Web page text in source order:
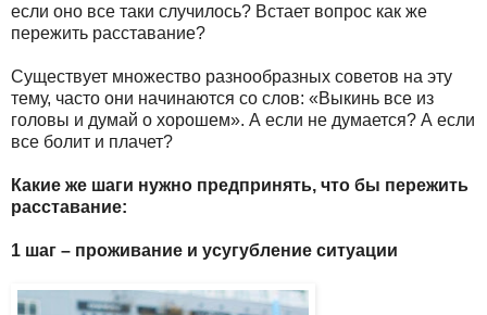
если оно все таки случилось? Встает вопрос как же
пережить расставание?
Существует множество разнообразных советов на эту
тему, часто они начинаются со слов: «Выкинь все из
головы и думай о хорошем». А если не думается? А если
все болит и плачет?
Какие же шаги нужно предпринять, что бы пережить
расставание:
1 шаг – проживание и усугубление ситуации